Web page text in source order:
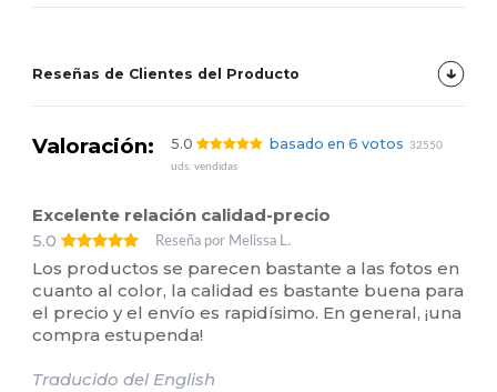
Reseñas de Clientes del Producto
Valoración: 5.0 basado en 6 votos
32550
uds. vendidas
Excelente relación calidad-precio
5.0
Reseña por Melissa L.
Los productos se parecen bastante a las fotos en
cuanto al color, la calidad es bastante buena para
el precio y el envío es rapidísimo. En general, ¡una
compra estupenda!
Traducido del English